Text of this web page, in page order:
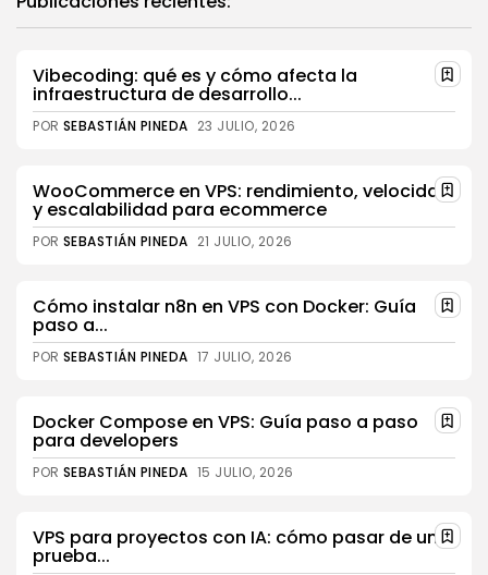
Vibecoding: qué es y cómo afecta la
infraestructura de desarrollo...
POR SEBASTIÁN PINEDA 23 JULIO, 2026
WooCommerce en VPS: rendimiento, velocidad
y escalabilidad para ecommerce
POR SEBASTIÁN PINEDA 21 JULIO, 2026
Cómo instalar n8n en VPS con Docker: Guía
paso a...
POR SEBASTIÁN PINEDA 17 JULIO, 2026
Docker Compose en VPS: Guía paso a paso
para developers
POR SEBASTIÁN PINEDA 15 JULIO, 2026
VPS para proyectos con IA: cómo pasar de una
prueba...